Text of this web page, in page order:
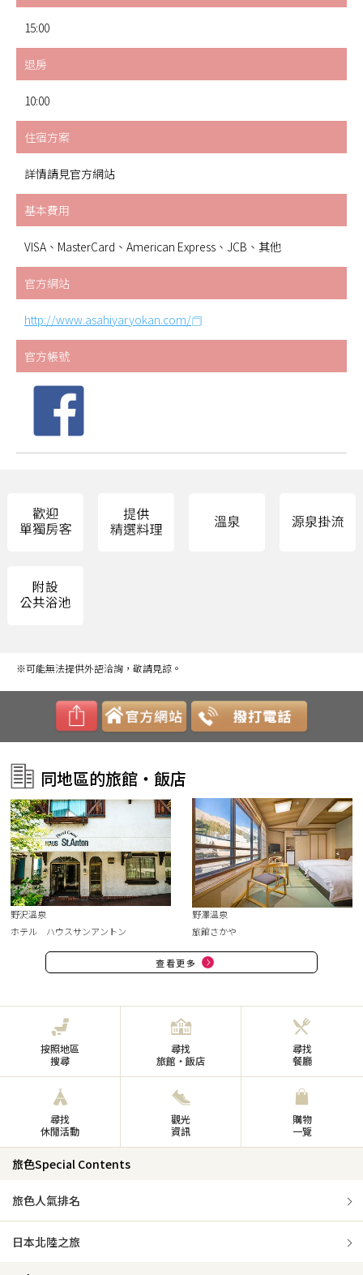
15:00
退房
10:00
住宿方案
詳情請見官方網站
基本費用
VISA、MasterCard、American Express、JCB、其他
官方網站
http://www.asahiyaryokan.com/
官方帳號
※可能無法提供外語洽詢，敬請見諒。
同地區的旅館・飯店
野沢溫泉
ホテル ハウスサンアントン
野澤溫泉
旅館さかや
查看更多
按照地區
搜尋
尋找
旅館・飯店
尋找
餐廳
尋找
休閒活動
觀光
資訊
購物
一覽
旅色Special Contents
旅色人氣排名
日本北陸之旅